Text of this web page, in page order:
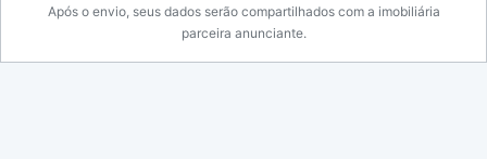
Após o envio, seus dados serão compartilhados com a imobiliária
parceira anunciante.